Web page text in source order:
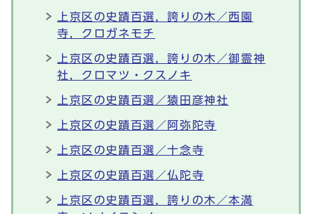
上京区の史蹟百選，誇りの木／西園
寺，クロガネモチ
上京区の史蹟百選，誇りの木／御霊神
社，クロマツ・クスノキ
上京区の史蹟百選／猿田彦神社
上京区の史蹟百選／阿弥陀寺
上京区の史蹟百選／十念寺
上京区の史蹟百選／仏陀寺
上京区の史蹟百選，誇りの木／本満